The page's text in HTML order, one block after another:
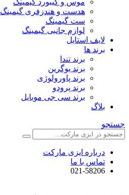
موس و کیبورد گیمینگ
هدست و هندزفری گیمینگ
ست گیمینگ
لوازم جانبی گیمینگ
لایف استایل
برند ها
برند تندا
برند یوگرین
برند پاورولوژی
برند پرودو
برند سی جی موبایل
بلاگ
جستجو
درباره ایزی مارکت
تماس با ما
021-58206